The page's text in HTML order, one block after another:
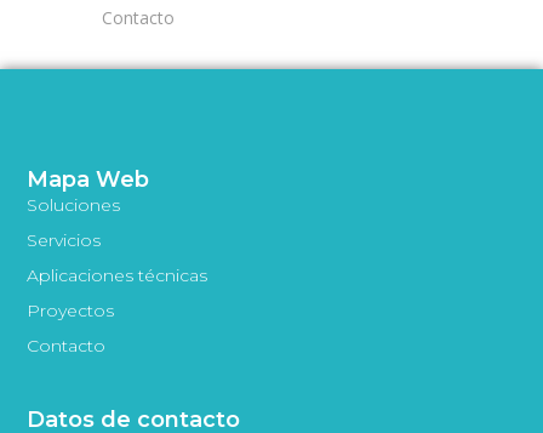
Contacto
Mapa Web
Soluciones
Servicios
Aplicaciones técnicas
Proyectos
Contacto
Datos de contacto